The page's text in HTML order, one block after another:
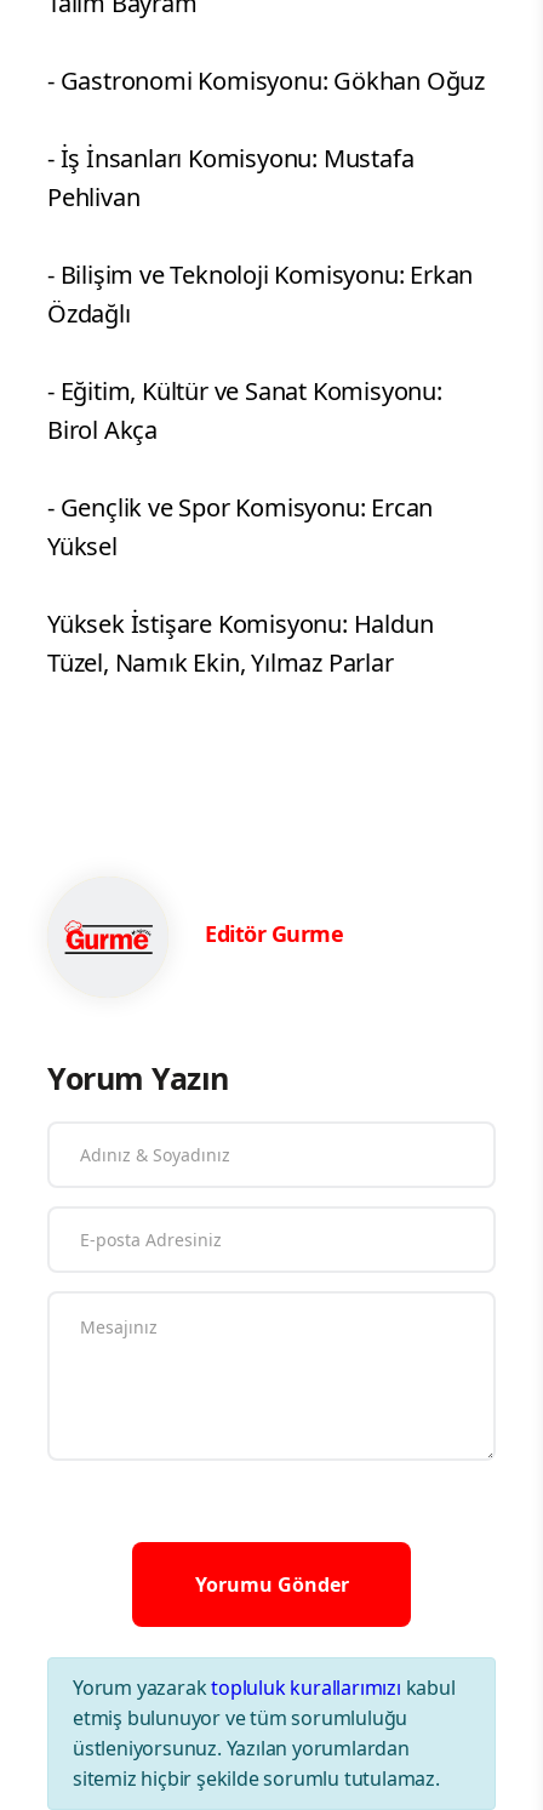
- Gastronomi Komisyonu: Gökhan Oğuz
- İş İnsanları Komisyonu: Mustafa
Pehlivan
- Bilişim ve Teknoloji Komisyonu: Erkan
Özdağlı
- Eğitim, Kültür ve Sanat Komisyonu:
Birol Akça
- Gençlik ve Spor Komisyonu: Ercan
Yüksel
Yüksek İstişare Komisyonu: Haldun
Tüzel, Namık Ekin, Yılmaz Parlar
Editör Gurme
Yorum Yazın
Yorum yazaraktopluluk kurallarımızı kabul
etmiş bulunuyor ve tüm sorumluluğu
üstleniyorsunuz. Yazılan yorumlardan
sitemiz hiçbir şekilde sorumlu tutulamaz.